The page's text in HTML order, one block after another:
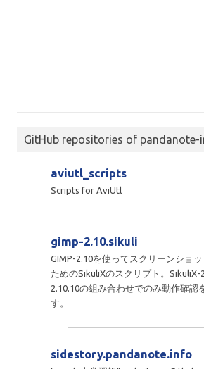
GitHub repositories of pandanote-
aviutl_scripts
Scripts for AviUtl
gimp-2.10.sikuli
GIMP-2.10を使ってスクリーンショ
ためのSikuliXのスクリプト。SikuliX-
2.10.10の組み合わせでのみ動作確認
す。
sidestory.pandanote.info